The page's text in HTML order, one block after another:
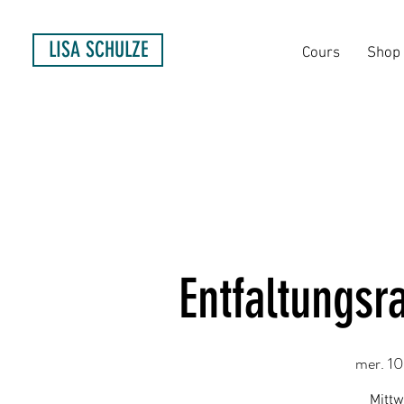
Cours Shop
LISA SCHULZE
mer.